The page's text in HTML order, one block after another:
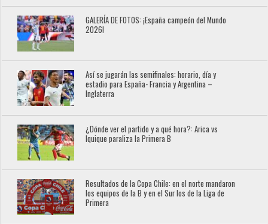
GALERÍA DE FOTOS: ¡España campeón del Mundo
2026!
Así se jugarán las semifinales: horario, día y
estadio para España- Francia y Argentina –
Inglaterra
¿Dónde ver el partido y a qué hora?: Arica vs
Iquique paraliza la Primera B
Resultados de la Copa Chile: en el norte mandaron
los equipos de la B y en el Sur los de la Liga de
Primera